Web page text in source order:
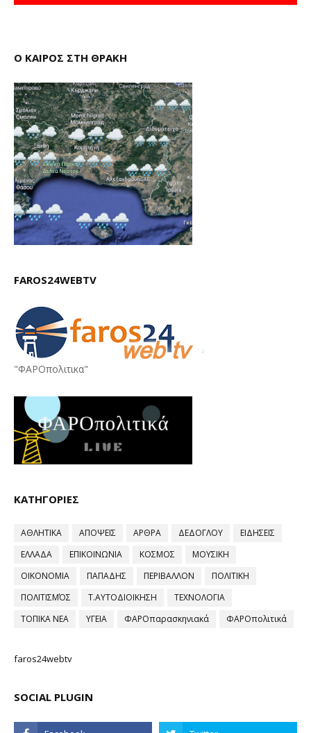
Ο ΚΑΙΡΟΣ ΣΤΗ ΘΡΑΚΗ
FAROS24WEBTV
"ΦΑΡΟπολιτικα"
ΚΑΤΗΓΟΡΙΕΣ
ΑΘΛΗΤΙΚΑ ΑΠΟΨΕΙΣ ΑΡΘΡΑ ΔΕΔΟΓΛΟΥ
ΕΙΔΗΣΕΙΣ
ΕΛΛΑΔΑ
ΕΠΙΚΟΙΝΩΝΙΑ ΚΟΣΜΟΣ
ΜΟΥΣΙΚΗ
ΟΙΚΟΝΟΜΙΑ
ΠΑΠΑΔΗΣ ΠΕΡΙΒΑΛΛΟΝ
ΠΟΛΙΤΙΚΗ
ΠΟΛΙΤΙΣΜΌΣ
Τ.ΑΥΤΟΔΙΟΙΚΗΣΗ
ΤΕΧΝΟΛΟΓΙΑ
ΤΟΠΙΚΑ ΝΕΑ
ΥΓΕΙΑ ΦΑΡΟπαρασκηνιακά ΦΑΡΟπολιτικά
faros24webtv
SOCIAL PLUGIN